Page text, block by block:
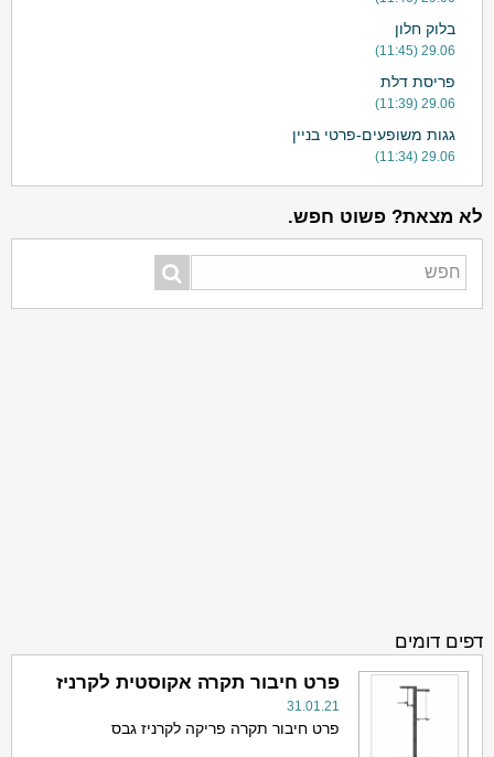
בלוק חלון
29.06 (11:45)
פריסת דלת
29.06 (11:39)
גגות משופעים-פרטי בניין
29.06 (11:34)
לא מצאת? פשוט חפש.
דפים דומים
פרט חיבור תקרה אקוסטית לקרניז
31.01.21
פרט חיבור תקרה פריקה לקרניז גבס